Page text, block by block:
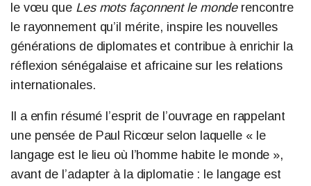
le vœu que Les mots façonnent le monderencontre
le rayonnement qu’il mérite, inspire les nouvelles
générations de diplomates et contribue à enrichir la
réflexion sénégalaise et africaine sur les relations
internationales.
Il a enfin résumé l’esprit de l’ouvrage en rappelant
une pensée de Paul Ricœur selon laquelle « le
langage est le lieu où l’homme habite le monde »,
avant de l’adapter à la diplomatie : le langage est